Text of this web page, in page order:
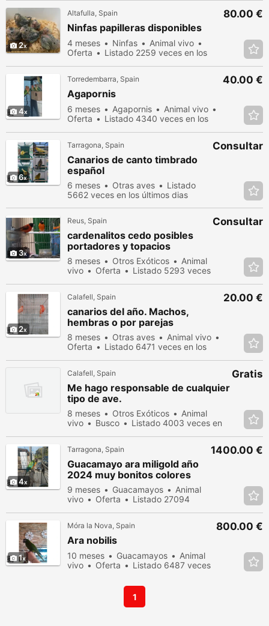
2
Altafulla, Spain
Ninfas papilleras disponibles
4 meses Ninfas
Animal vivo
Oferta
Listado 2259 veces en los
80.00 €
4
Torredembarra, Spain
Agapornis
6 meses Agapornis
Animal vivo
Oferta
Listado 4340 veces en los
40.00 €
6
Tarragona, Spain
Canarios de canto timbrado
español
6 meses Otras aves
Listado
5662 veces en los últimos dias
Consultar
3
Reus, Spain
cardenalitos cedo posibles
portadores y topacios
8 meses Otros Exóticos
Animal
vivo
Oferta
Listado 5293 veces
Consultar
2
Calafell, Spain
canarios del año. Machos,
hembras o por parejas
8 meses Otras aves
Animal vivo
Oferta
Listado 6471 veces en los
20.00 €
Calafell, Spain
Me hago responsable de cualquier
tipo de ave.
8 meses Otros Exóticos
Animal
vivo
Busco
Listado 4003 veces en
Gratis
4
Tarragona, Spain
Guacamayo ara miligold año
2024 muy bonitos colores
9 meses Guacamayos
Animal
vivo
Oferta
Listado 27094
1400.00 €
1
Móra la Nova, Spain
Ara nobilis
10 meses Guacamayos
Animal
vivo
Oferta
Listado 6487 veces
800.00 €
1